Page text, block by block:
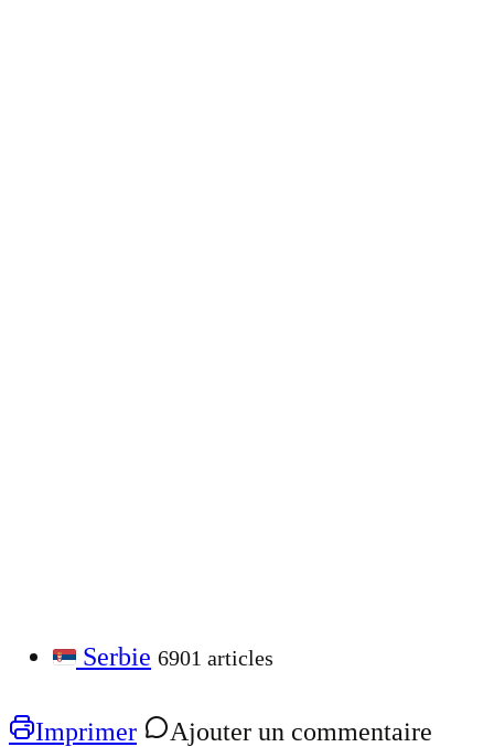
Serbie 6901 articles
Imprimer
Ajouter un commentaire